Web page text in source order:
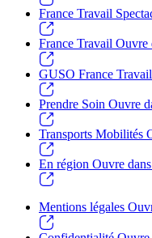
France Travail
France Travail Ouvre
GUSO France Travail
Prendre Soin Ouvre
Transports Mobilités
En région Ouvre
Mentions légales